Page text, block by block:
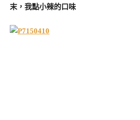
末，我點小辣的口味